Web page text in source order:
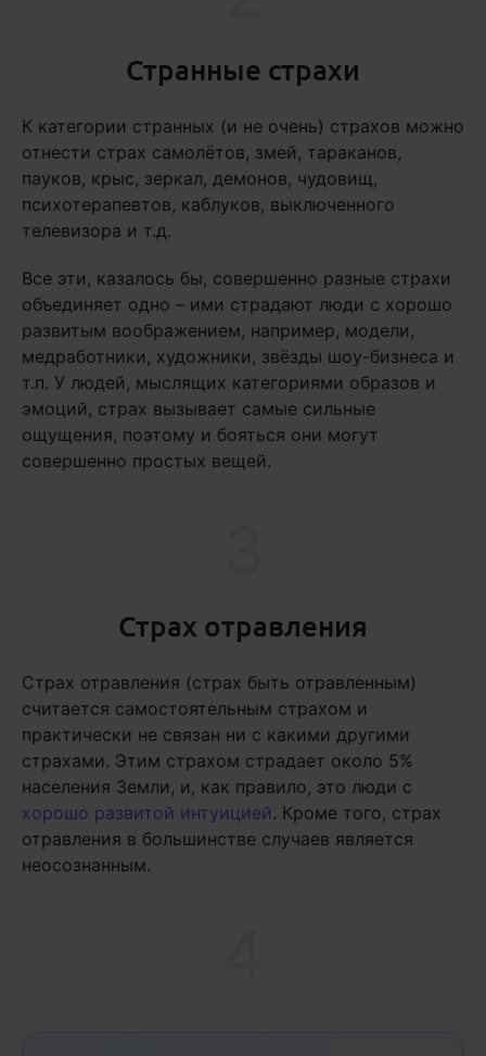
Странные страхи
К категории странных (и не очень) страхов можно
отнести страх самолётов, змей, тараканов,
пауков, крыс, зеркал, демонов, чудовищ,
психотерапевтов, каблуков, выключенного
телевизора и т.д.
Все эти, казалось бы, совершенно разные страхи
объединяет одно – ими страдают люди с хорошо
развитым воображением, например, модели,
медработники, художники, звёзды шоу-бизнеса и
т.п. У людей, мыслящих категориями образов и
эмоций, страх вызывает самые сильные
ощущения, поэтому и бояться они могут
совершенно простых вещей.
Страх отравления
Страх отравления (страх быть отравленным)
считается самостоятельным страхом и
практически не связан ни с какими другими
страхами. Этим страхом страдает около 5%
населения Земли, и, как правило, это люди с
хорошо развитой интуицией. Кроме того, страх
отравления в большинстве случаев является
неосознанным.